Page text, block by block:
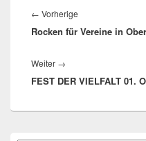
← Vorherige
Beitrag:
Rocken für Vereine in
Weiter →
Beitrag:
FEST DER VIELFALT 01.
Primärer